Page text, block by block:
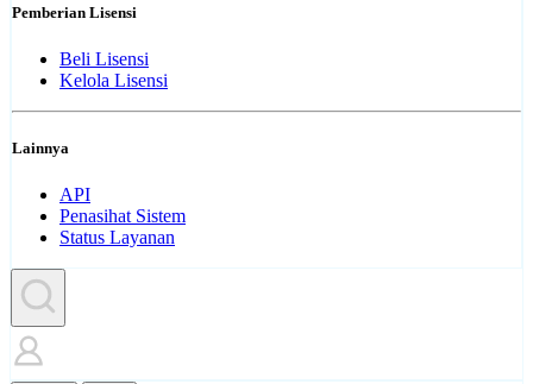
Pemberian Lisensi
Beli Lisensi
Kelola Lisensi
Lainnya
API
Penasihat Sistem
Status Layanan